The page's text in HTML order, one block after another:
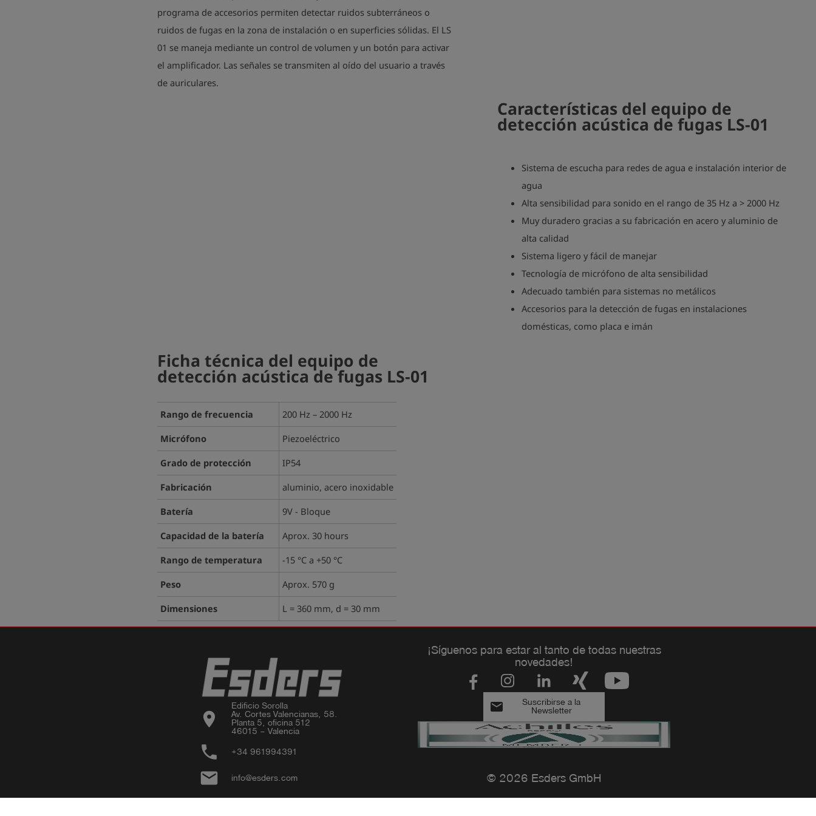
programa de accesorios permiten detectar ruidos subterráneos o
ruidos de fugas en la zona de instalación o en superficies sólidas. El LS
01 se maneja mediante un control de volumen y un botón para activar
el amplificador. Las señales se transmiten al oído del usuario a través
de auriculares.
Características del equipo de
detección acústica de fugas LS-01
Sistema de escucha para redes de agua e instalación interior de
agua
Alta sensibilidad para sonido en el rango de 35 Hz a > 2000 Hz
Muy duradero gracias a su fabricación en acero y aluminio de
alta calidad
Sistema ligero y fácil de manejar
Tecnología de micrófono de alta sensibilidad
Adecuado también para sistemas no metálicos
Accesorios para la detección de fugas en instalaciones
domésticas, como placa e imán
Ficha técnica del equipo de
detección acústica de fugas LS-01
Rango de frecuencia
200 Hz – 2000 Hz
Micrófono
Piezoeléctrico
Grado de protección
IP54
Fabricación
aluminio, acero inoxidable
Batería
9V - Bloque
Capacidad de la batería
Aprox. 30 hours
Rango de temperatura
-15 °C a +50 °C
Peso
Aprox. 570 g
Dimensiones
L = 360 mm, d = 30 mm
location_on
Edificio Sorolla
Av. Cortes Valencianas, 58.
Planta 5, oficina 512
46015 – Valencia
phone +34 961994391
email info@esders.com
¡Síguenos para estar al tanto de todas nuestras
novedades!
email
Suscribirse a la
Newsletter
© 2026 Esders GmbH